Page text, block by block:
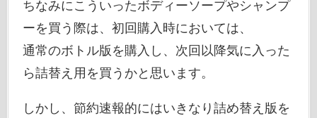
ちなみにこういったボディーソープやシャンプ
ーを買う際は、初回購入時においては、
通常のボトル版を購入し、次回以降気に入った
ら詰替え用を買うかと思います。
しかし、節約速報的にはいきなり詰め替え版を